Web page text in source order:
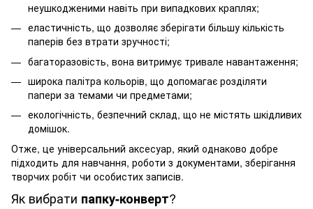
неушкодженими навіть при випадкових краплях;
еластичність, що дозволяє зберігати більшу кількість
паперів без втрати зручності;
багаторазовість, вона витримує тривале навантаження;
широка палітра кольорів, що допомагає розділяти
папери за темами чи предметами;
екологічність, безпечний склад, що не містять шкідливих
домішок.
Отже, це універсальний аксесуар, який однаково добре
підходить для навчання, роботи з документами, зберігання
творчих робіт чи особистих записів.
Як вибрати папку-конверт?